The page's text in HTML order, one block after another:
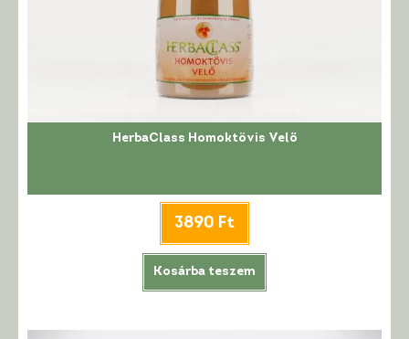
HerbaClass Homoktövis Velő
3890 Ft
Kosárba teszem